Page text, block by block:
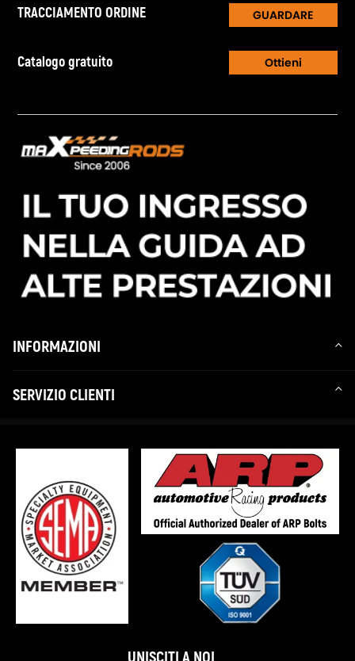
TRACCIAMENTO ORDINE GUARDARE
Catalogo gratuito Ottieni
INFORMAZIONI
SERVIZIO CLIENTI